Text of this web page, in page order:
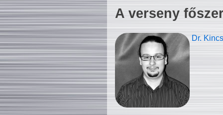
A verseny
Dr.